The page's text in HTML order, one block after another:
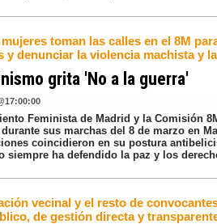
toman las calles en el 8M
y denunciar la violencia machista y
grita 'No a la guerra'
17:00:00
Feminista de Madrid y la Comisión
durante sus marchas del 8 de marzo en
coincidieron en su postura
siempre ha defendido la paz y los
vecinal y el resto de
de gestión directa y